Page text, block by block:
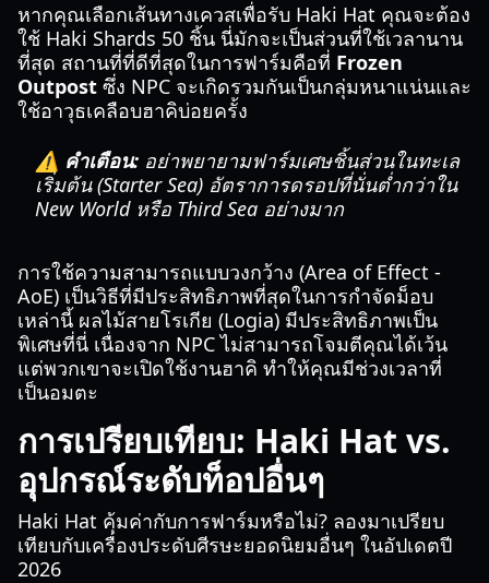
หากคุณเลือกเส้นทางเควสเพื่อรับ Haki Hat คุณจะต้อง
ใช้ Haki Shards 50 ชิ้น นี่มักจะเป็นส่วนที่ใช้เวลานาน
ที่สุด สถานที่ที่ดีที่สุดในการฟาร์มคือที่ Frozen
Outpost ซึ่ง NPC จะเกิดรวมกันเป็นกลุ่มหนาแน่นและ
ใช้อาวุธเคลือบฮาคิบ่อยครั้ง
⚠️ คำเตือน: อย่าพยายามฟาร์มเศษชิ้นส่วนในทะเล
เริ่มต้น (Starter Sea) อัตราการดรอปที่นั่นต่ำกว่าใน
New World หรือ Third Sea อย่างมาก
การใช้ความสามารถแบบวงกว้าง (Area of Effect -
AoE) เป็นวิธีที่มีประสิทธิภาพที่สุดในการกำจัดม็อบ
เหล่านี้ ผลไม้สายโรเกีย (Logia) มีประสิทธิภาพเป็น
พิเศษที่นี่ เนื่องจาก NPC ไม่สามารถโจมตีคุณได้เว้น
แต่พวกเขาจะเปิดใช้งานฮาคิ ทำให้คุณมีช่วงเวลาที่
เป็นอมตะ
การเปรียบเทียบ: Haki Hat vs.
อุปกรณ์ระดับท็อปอื่นๆ
Haki Hat คุ้มค่ากับการฟาร์มหรือไม่? ลองมาเปรียบ
เทียบกับเครื่องประดับศีรษะยอดนิยมอื่นๆ ในอัปเดตปี
2026